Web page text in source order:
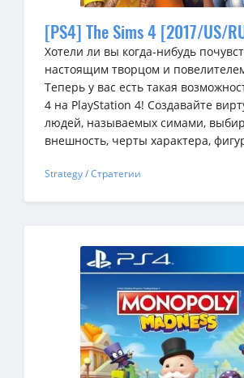
[PS4] The Sims 4 [2017/US/
Хотели ли вы когда-нибудь
настоящим творцом и
Теперь у вас есть такая
4 на PlayStation 4! Создавайте
людей, называемых симами,
внешность, черты характера,
Strategy / Стратегии